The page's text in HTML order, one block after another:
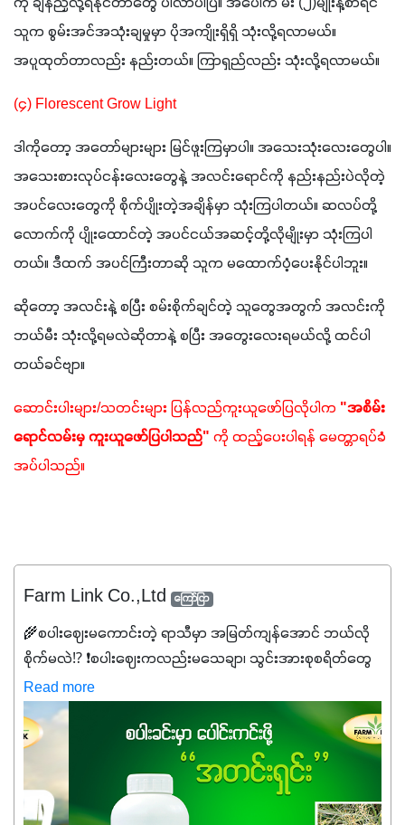
သူက စွမ်းအင်အသုံးချမှုမှာ ပိုအကျိုးရှိရှိ သုံးလို့ရလာမယ်။
အပူထုတ်တာလည်း နည်းတယ်။ ကြာရှည်လည်း သုံးလို့ရလာမယ်။
(၄) Florescent Grow Light
ဒါကိုတော့ အတော်များများ မြင်ဖူးကြမှာပါ။ အသေးသုံးလေးတွေပါ။
အသေးစားလုပ်ငန်းလေးတွေနဲ့ အလင်းရောင်ကို နည်းနည်းပဲလိုတဲ့
အပင်လေးတွေကို စိုက်ပျိုးတဲ့အချိန်မှာ သုံးကြပါတယ်။ ဆလပ်တို့
လောက်ကို ပျိုးထောင်တဲ့ အပင်ငယ်အဆင့်တို့လိုမျိုးမှာ သုံးကြပါ
တယ်။ ဒီထက် အပင်ကြီးတာဆို သူက မထောက်ပံ့ပေးနိုင်ပါဘူး။
ဆိုတော့ အလင်းနဲ့ စပြီး စမ်းစိုက်ချင်တဲ့ သူတွေအတွက် အလင်းကို
ဘယ်မီး သုံးလို့ရမလဲဆိုတာနဲ့ စပြီး အတွေးလေးရမယ်လို့ ထင်ပါ
တယ်ခင်ဗျာ။
ဆောင်းပါးများ/သတင်းများ ပြန်လည်ကူးယူဖော်ပြလိုပါက "အစိမ်း
ရောင်လမ်းမှ ကူးယူဖော်ပြပါသည်" ကို ထည့်ပေးပါရန် မေတ္တာရပ်ခံ
အပ်ပါသည်။
Farm Link Co.,Ltd ကြော်ငြာ
🌾စပါးဈေးမကောင်းတဲ့ ရာသီမှာ အမြတ်ကျန်အောင် ဘယ်လို
စိုက်မလဲ⁉️ ❗စပါးဈေးကလည်းမသေချာ၊ သွင်းအားစုစရိတ်တွေ
ကလည်း တက်နေတဲ့ဒီလိုအချိန်မှာ သွင်းအားစုဖိုးကို လျှော့ချပြီး
အထွက်နှုန်းကို ထိန်းထားနိုင်မှ ဦးကြီးတို့ အဆင်ပြေမှာနော် ✔️ဒါ
ကြောင့် ကိုယ်သုံးသမျှ ကိုယ့်အတွက်အကျိုးရစေမယ့်
အရည်အသွေးစိတ်ချရတဲ့ သွင်းအားစုပစ္စည်းတွေကိုပဲ ရွေးချယ်
သုံးသင့်ပါတယ်။
Read more